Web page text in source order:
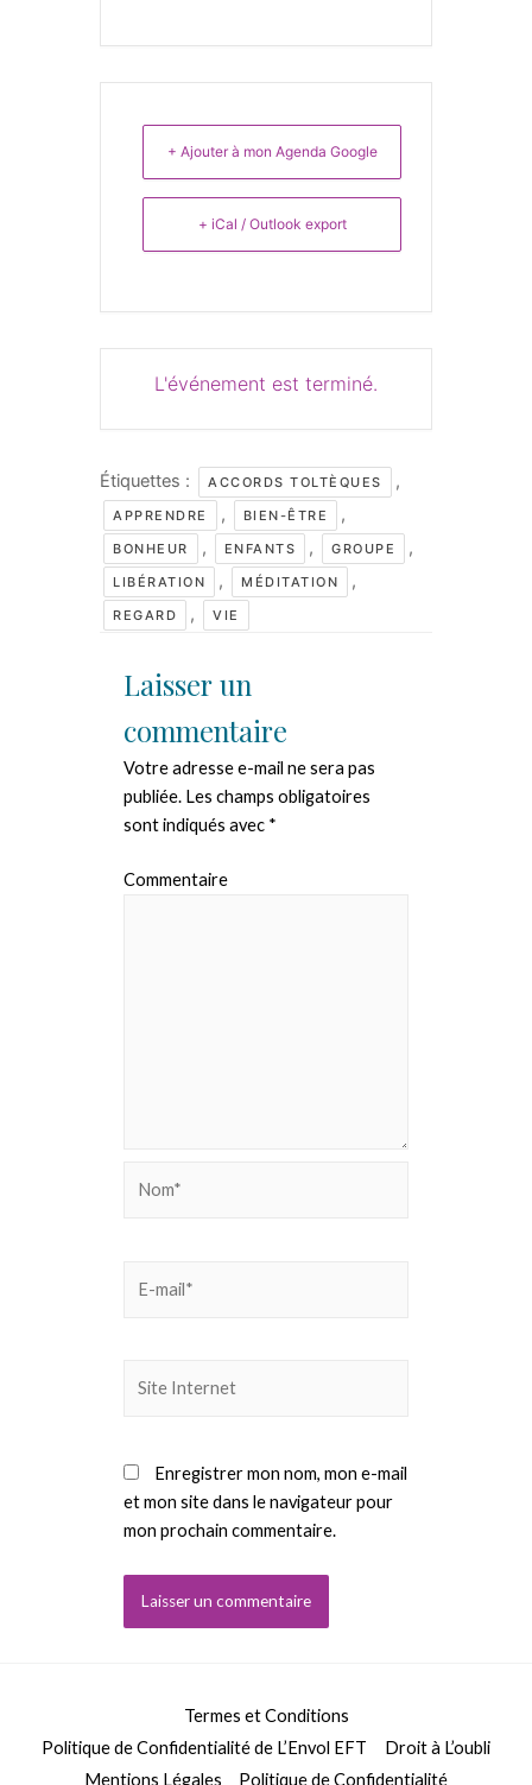
+ Ajouter à mon Agenda Google
+ iCal / Outlook export
L'événement est terminé.
Étiquettes : ACCORDS TOLTÈQUES ,
APPRENDRE , BIEN-ÊTRE ,
BONHEUR , ENFANTS , GROUPE ,
LIBÉRATION , MÉDITATION ,
REGARD , VIE
Laisser un
commentaire
Votre adresse e-mail ne sera pas
publiée. Les champs obligatoires
sont indiqués avec *
Commentaire
mail*
Internet
Enregistrer mon nom, mon e-mail
et mon site dans le navigateur pour
mon prochain commentaire.
Termes et Conditions
Politique de Confidentialité de L’Envol EFT
Droit à L’oubli
Mentions Légales
Politique de Confidentialité